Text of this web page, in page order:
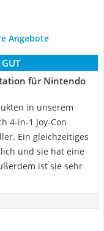
Angebote
GUT
für Nintendo
in unserem
4-in-1 Joy-Con
Ein gleichzeitiges
und sie hat eine
ist sie sehr